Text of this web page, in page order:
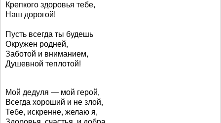
Крепкого здоровья тебе,
Наш дорогой!
Пусть всегда ты будешь
Окружен родней,
Заботой и вниманием,
Душевной теплотой!
Мой дедуля — мой герой,
Всегда хороший и не злой,
Тебе, искренне, желаю я,